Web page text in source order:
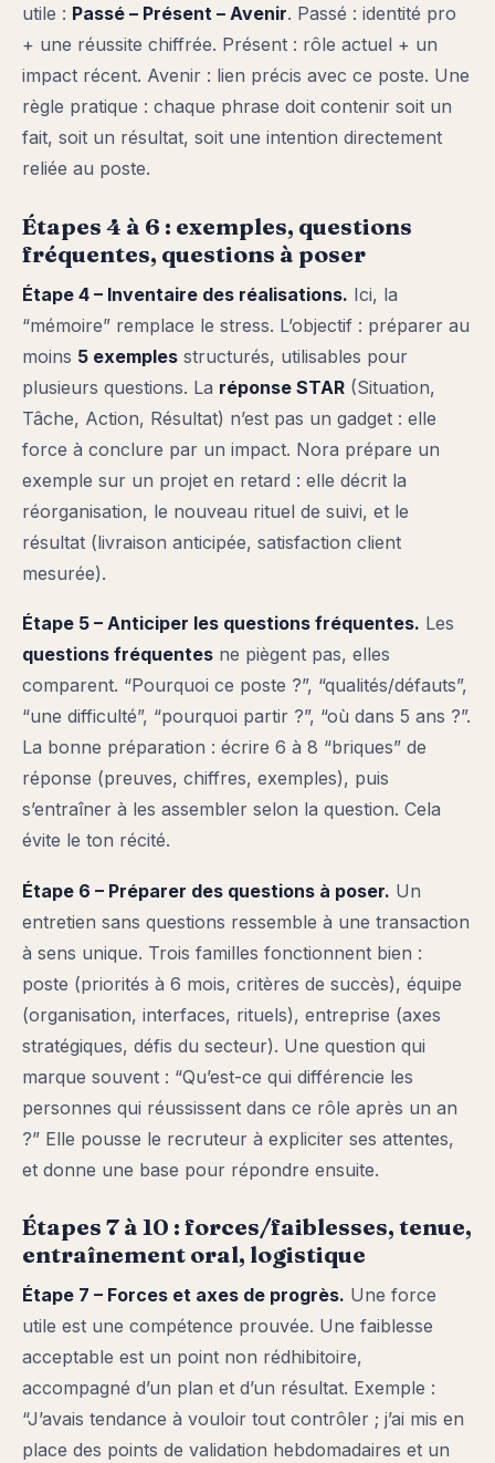
utile : Passé – Présent – Avenir. Passé : identité pro
+ une réussite chiffrée. Présent : rôle actuel + un
impact récent. Avenir : lien précis avec ce poste. Une
règle pratique : chaque phrase doit contenir soit un
fait, soit un résultat, soit une intention directement
reliée au poste.
Étapes 4 à 6 : exemples, questions
fréquentes, questions à poser
Étape 4 – Inventaire des réalisations. Ici, la
“mémoire” remplace le stress. L’objectif : préparer au
moins 5 exemples structurés, utilisables pour
plusieurs questions. La réponse STAR (Situation,
Tâche, Action, Résultat) n’est pas un gadget : elle
force à conclure par un impact. Nora prépare un
exemple sur un projet en retard : elle décrit la
réorganisation, le nouveau rituel de suivi, et le
résultat (livraison anticipée, satisfaction client
mesurée).
Étape 5 – Anticiper les questions fréquentes. Les
questions fréquentes ne piègent pas, elles
comparent. “Pourquoi ce poste ?”, “qualités/défauts”,
“une difficulté”, “pourquoi partir ?”, “où dans 5 ans ?”.
La bonne préparation : écrire 6 à 8 “briques” de
réponse (preuves, chiffres, exemples), puis
s’entraîner à les assembler selon la question. Cela
évite le ton récité.
Étape 6 – Préparer des questions à poser. Un
entretien sans questions ressemble à une transaction
à sens unique. Trois familles fonctionnent bien :
poste (priorités à 6 mois, critères de succès), équipe
(organisation, interfaces, rituels), entreprise (axes
stratégiques, défis du secteur). Une question qui
marque souvent : “Qu’est-ce qui différencie les
personnes qui réussissent dans ce rôle après un an
?” Elle pousse le recruteur à expliciter ses attentes,
et donne une base pour répondre ensuite.
Étapes 7 à 10 : forces/faiblesses, tenue,
entraînement oral, logistique
Étape 7 – Forces et axes de progrès. Une force
utile est une compétence prouvée. Une faiblesse
acceptable est un point non rédhibitoire,
accompagné d’un plan et d’un résultat. Exemple :
“J’avais tendance à vouloir tout contrôler ; j’ai mis en
place des points de validation hebdomadaires et un